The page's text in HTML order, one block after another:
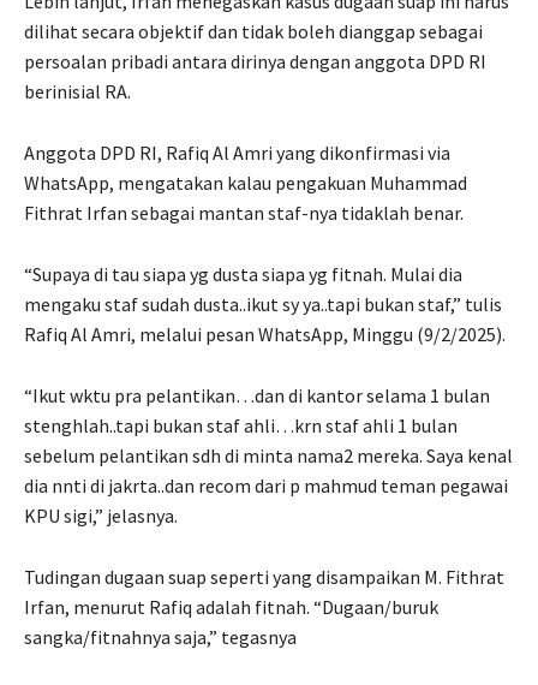
dilihat secara objektif dan tidak boleh dianggap sebagai
persoalan pribadi antara dirinya dengan anggota DPD RI
berinisial RA.
Anggota DPD RI, Rafiq Al Amri yang dikonfirmasi via
WhatsApp, mengatakan kalau pengakuan Muhammad
Fithrat Irfan sebagai mantan staf-nya tidaklah benar.
“Supaya di tau siapa yg dusta siapa yg fitnah. Mulai dia
mengaku staf sudah dusta..ikut sy ya..tapi bukan staf,” tulis
Rafiq Al Amri, melalui pesan WhatsApp, Minggu (9/2/2025).
“Ikut wktu pra pelantikan…dan di kantor selama 1 bulan
stenghlah..tapi bukan staf ahli…krn staf ahli 1 bulan
sebelum pelantikan sdh di minta nama2 mereka. Saya kenal
dia nnti di jakrta..dan recom dari p mahmud teman pegawai
KPU sigi,” jelasnya.
Tudingan dugaan suap seperti yang disampaikan M. Fithrat
Irfan, menurut Rafiq adalah fitnah. “Dugaan/buruk
sangka/fitnahnya saja,” tegasnya